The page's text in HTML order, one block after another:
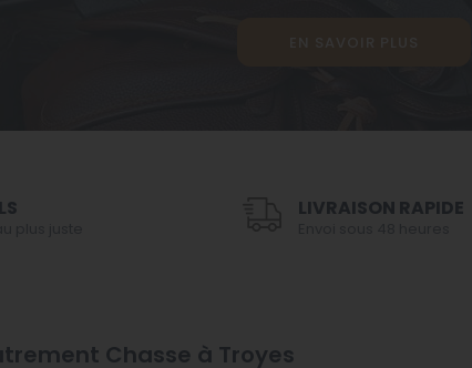
LIVRAISON RAPIDE
Chasse à Troyes